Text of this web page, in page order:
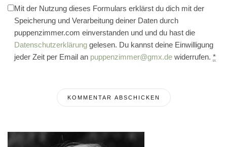
Mit der Nutzung dieses Formulars erklärst du dich mit der
Speicherung und Verarbeitung deiner Daten durch
puppenzimmer.com einverstanden und und du hast die
Datenschutzerklärung gelesen. Du kannst deine Einwilligung
jeder Zeit per Email an puppenzimmer@gmx.de widerrufen. *